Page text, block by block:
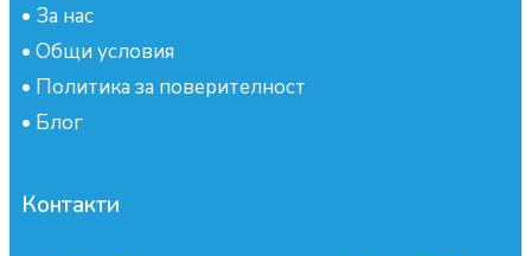
• За нас
• Общи условия
• Политика за поверителност
• Блог
Контакти